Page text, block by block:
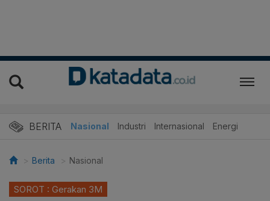
BERITA Nasional Industri Internasional Energi
Berita Nasional
SOROT : Gerakan 3M